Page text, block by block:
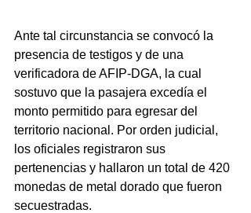
Ante tal circunstancia se convocó la
presencia de testigos y de una
verificadora de AFIP-DGA, la cual
sostuvo que la pasajera excedía el
monto permitido para egresar del
territorio nacional. Por orden judicial,
los oficiales registraron sus
pertenencias y hallaron un total de 420
monedas de metal dorado que fueron
secuestradas.